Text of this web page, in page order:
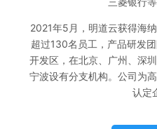
2021年5月，明道云获得海
超过130名员工，产品研发
开发区，在北京、广州、深
宁波设有分支机构。公司为
认定